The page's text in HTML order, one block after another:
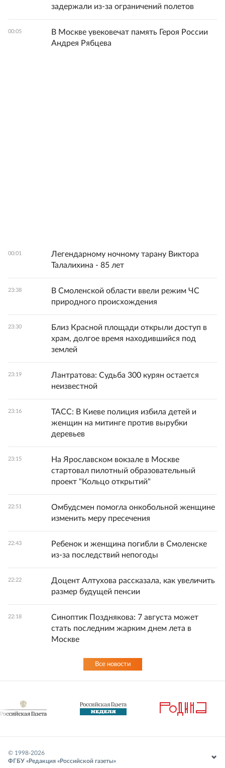
задержали из-за ограничений полетов
00:05
В Москве увековечат память Героя России
Андрея Рябцева
00:01
Легендарному ночному тарану Виктора
Талалихина - 85 лет
23:38
В Смоленской области ввели режим ЧС
природного происхождения
23:30
Близ Красной площади открыли доступ в
храм, долгое время находившийся под
землей
23:19
Лантратова: Судьба 300 курян остается
неизвестной
23:16
ТАСС: В Киеве полиция избила детей и
женщин на митинге против вырубки
деревьев
23:15
На Ярославском вокзале в Москве
стартовал пилотный образовательный
проект "Кольцо открытий"
22:51
Омбудсмен помогла онкобольной женщине
изменить меру пресечения
22:43
Ребенок и женщина погибли в Смоленске
из-за последствий непогоды
22:22
Доцент Алтухова рассказала, как увеличить
размер будущей пенсии
22:18
Синоптик Позднякова: 7 августа может
стать последним жарким днем лета в
Москве
Все новости
© 1998-2026
ФГБУ «Редакция «Российской газеты»